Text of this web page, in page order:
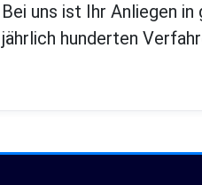
Bei uns ist Ihr Anliegen
jährlich hunderten